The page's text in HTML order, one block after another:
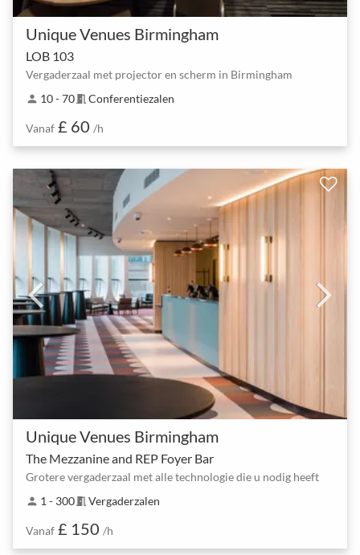
Unique Venues Birmingham
LOB 103
Vergaderzaal met projector en scherm in Birmingham
person 10 - 70meeting_room Conferentiezalen
Vanaf £ 60 /h
Unique Venues Birmingham
The Mezzanine and REP Foyer Bar
Grotere vergaderzaal met alle technologie die u nodig heeft
person 1 - 300meeting_room Vergaderzalen
Vanaf £ 150 /h